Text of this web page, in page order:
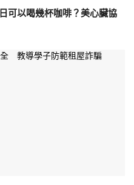
可以喝幾杯咖啡？美心臟協